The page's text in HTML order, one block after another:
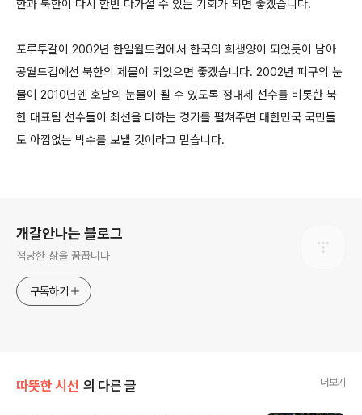
한과 북한이 다시 한번 다가설 수 있는 기회가 되면 좋겠습니다.
포루투갈이 2002년 한일월드컵에서 한국의 희생양이 되었듯이 남아
공월드컵에선 북한의 제물이 되었으면 좋겠습니다. 2002년 피구의 눈
물이 2010년엔 호날의 눈물이 될 수 있도록 정대세 선수를 비롯한 북
한 대표팀 선수들이 최선을 다하는 경기를 펼쳐주면 대한민국 국민들
도 아낌없는 박수를 보낼 것이라고 믿습니다.
개갈안나는 블로그
적당한 삶을 꿈꿉니다
구독하기
따뜻한 시선 의 다른 글 더보기